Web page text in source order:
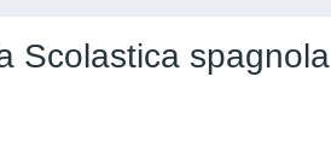
Scolastica spagnola